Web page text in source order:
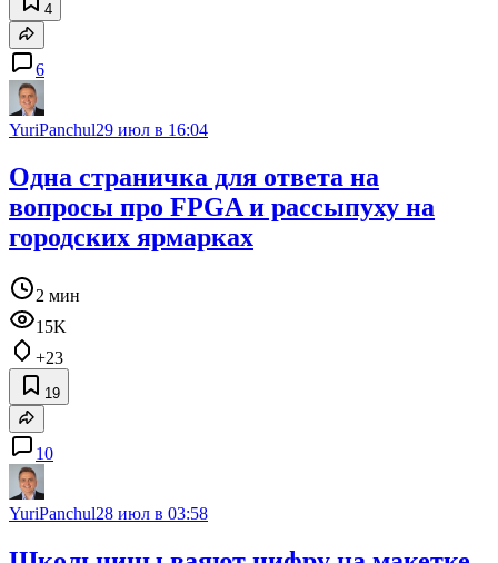
4
6
YuriPanchul29 июл в 16:04
Одна страничка для ответа на
вопросы про FPGA и рассыпуху на
городских ярмарках
2 мин
15K
+23
19
10
YuriPanchul28 июл в 03:58